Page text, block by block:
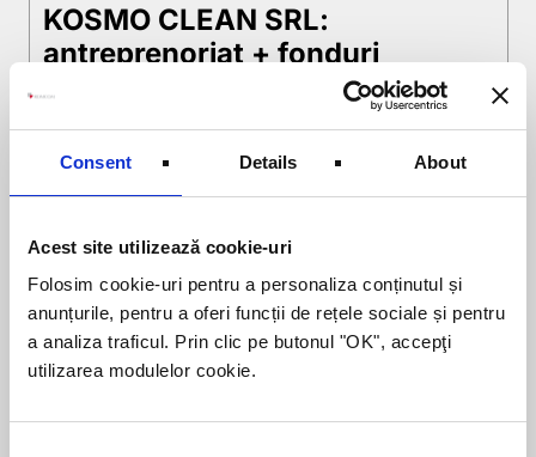
Consent Details About
Acest site utilizează cookie-uri
Folosim cookie-uri pentru a personaliza conținutul și
anunțurile, pentru a oferi funcții de rețele sociale și pentru
a analiza traficul. Prin clic pe butonul "OK", accepţi
utilizarea modulelor cookie.
KOSMO CLEAN SRL:
antreprenoriat + fonduri
guvernamentale + credit
ROMCOM = servicii complete
de curățenie
carieră în domeniul bancar, la Cluj
Napoca. Un eveniment din familie a
determinat-o însă să se mute
împreună cu soțul ei înapoi la
KOSMO CLEAN, afacerea de